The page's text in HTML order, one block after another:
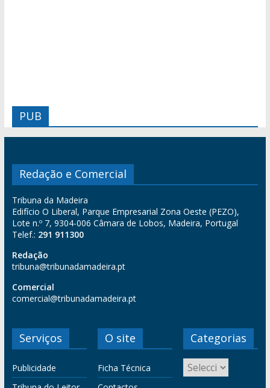
PUB
Redação e Comercial
Tribuna da Madeira
Edifício O Liberal, Parque Empresarial Zona Oeste (PEZO),
Lote n.º 7, 9304-006 Câmara de Lobos, Madeira, Portugal
Telef.: 291 911300
Redação
tribuna@tribunadamadeira.pt
Comercial
comercial@tribunadamadeira.pt
Serviços
Publicidade
O site
Ficha Técnica
Categorias